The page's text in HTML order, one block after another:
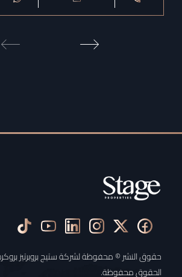
حقوق النشر © محفوظة لشركة ستيج بروبرتيز
الحقوق محفوظة.